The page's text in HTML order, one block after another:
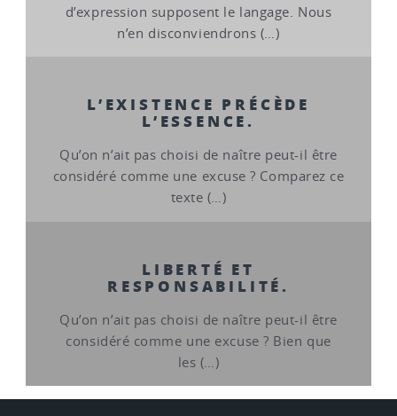
d’expression supposent le langage. Nous
n’en disconviendrons (…)
L’EXISTENCE PRÉCÈDE
L’ESSENCE.
Qu’on n’ait pas choisi de naître peut-il être
considéré comme une excuse ? Comparez ce
texte (…)
LIBERTÉ ET
RESPONSABILITÉ.
Qu’on n’ait pas choisi de naître peut-il être
considéré comme une excuse ? Bien que
les (…)